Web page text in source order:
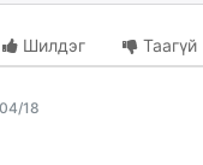
Шилдэг Таагүй
18